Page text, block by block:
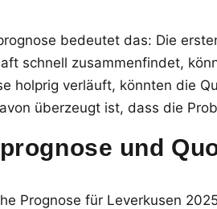
bedeutet das: Die
schnell zusammenfindet,
holprig verläuft, könnten die
überzeugt ist, dass die
und
Prognose für Leverkusen